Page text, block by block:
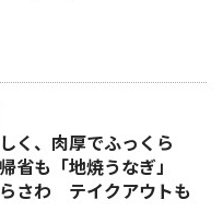
く、肉厚でふっくら
も「地焼うなぎ」
さわ テイクアウトも